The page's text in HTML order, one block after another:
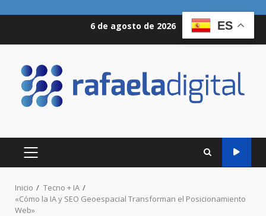
6 de agosto de 2026
MENÚ
PRINCIPAL
Inicio
Tecno + IA
«Cómo la IA y SEO Geoespacial Transforman el Posicionamiento
Web»
ES